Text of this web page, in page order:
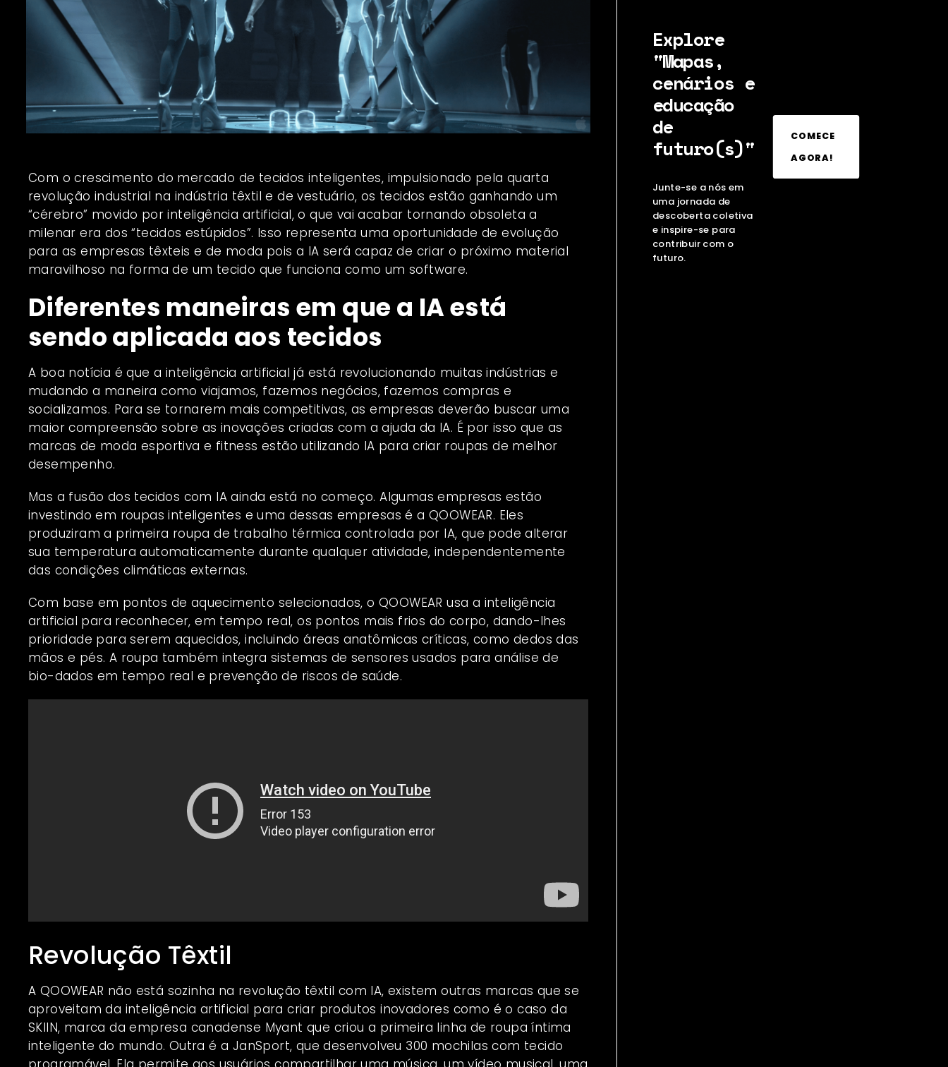
Com o crescimento do mercado de tecidos inteligentes, impulsionado pela quarta
revolução industrial na indústria têxtil e de vestuário, os tecidos estão ganhando um
“cérebro” movido por inteligência artificial, o que vai acabar tornando obsoleta a
milenar era dos “tecidos estúpidos”. Isso representa uma oportunidade de evolução
para as empresas têxteis e de moda pois a IA será capaz de criar o próximo material
maravilhoso na forma de um tecido que funciona como um software.
Diferentes maneiras em que a IAestá
sendo aplicada aos tecidos
A boa notícia é que a inteligência artificial já está revolucionando muitas indústrias e
mudando a maneira como viajamos, fazemos negócios, fazemos compras e
socializamos. Para se tornarem mais competitivas, as empresas deverão buscar uma
maior compreensão sobre as inovações criadas com a ajuda da IA. É por isso que as
marcas de moda esportiva e fitness estão utilizando IA para criar roupas de melhor
desempenho.
Mas a fusão dos tecidos com IA ainda está no começo. Algumas empresas estão
investindo em roupas inteligentes e uma dessas empresas é a QOOWEAR. Eles
produziram a primeira roupa de trabalho térmica controlada por IA, que pode alterar
sua temperatura automaticamente durante qualquer atividade, independentemente
das condições climáticas externas.
Com base em pontos de aquecimento selecionados, o QOOWEAR usa a inteligência
artificial para reconhecer, em tempo real, os pontos mais frios do corpo, dando-lhes
prioridade para serem aquecidos, incluindo áreas anatômicas críticas, como dedos das
mãos e pés. A roupa também integra sistemas de sensores usados ​​para análise de
bio-dados em tempo real e prevenção de riscos de saúde.
Revolução Têxtil
A QOOWEAR não está sozinha na revolução têxtil com IA, existem outras marcas que se
aproveitam da inteligência artificial para criar produtos inovadores como é o caso da
SKIIN, marca da empresa canadense Myant que criou a primeira linha de roupa íntima
inteligente do mundo. Outra é a JanSport, que desenvolveu 300 mochilas com tecido
Explore
"Mapas,
cenários e
educação
de
futuro(s)"
Junte-se a nós em
uma jornada de
descoberta coletiva
e inspire-se para
contribuir com o
futuro.
COMECE
AGORA!